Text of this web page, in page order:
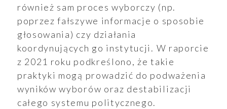
również sam proces wyborczy (np.
poprzez fałszywe informacje o sposobie
głosowania) czy działania
koordynujących go instytucji. W raporcie
z 2021 roku podkreślono, że takie
praktyki mogą prowadzić do podważenia
wyników wyborów oraz destabilizacji
całego systemu politycznego.